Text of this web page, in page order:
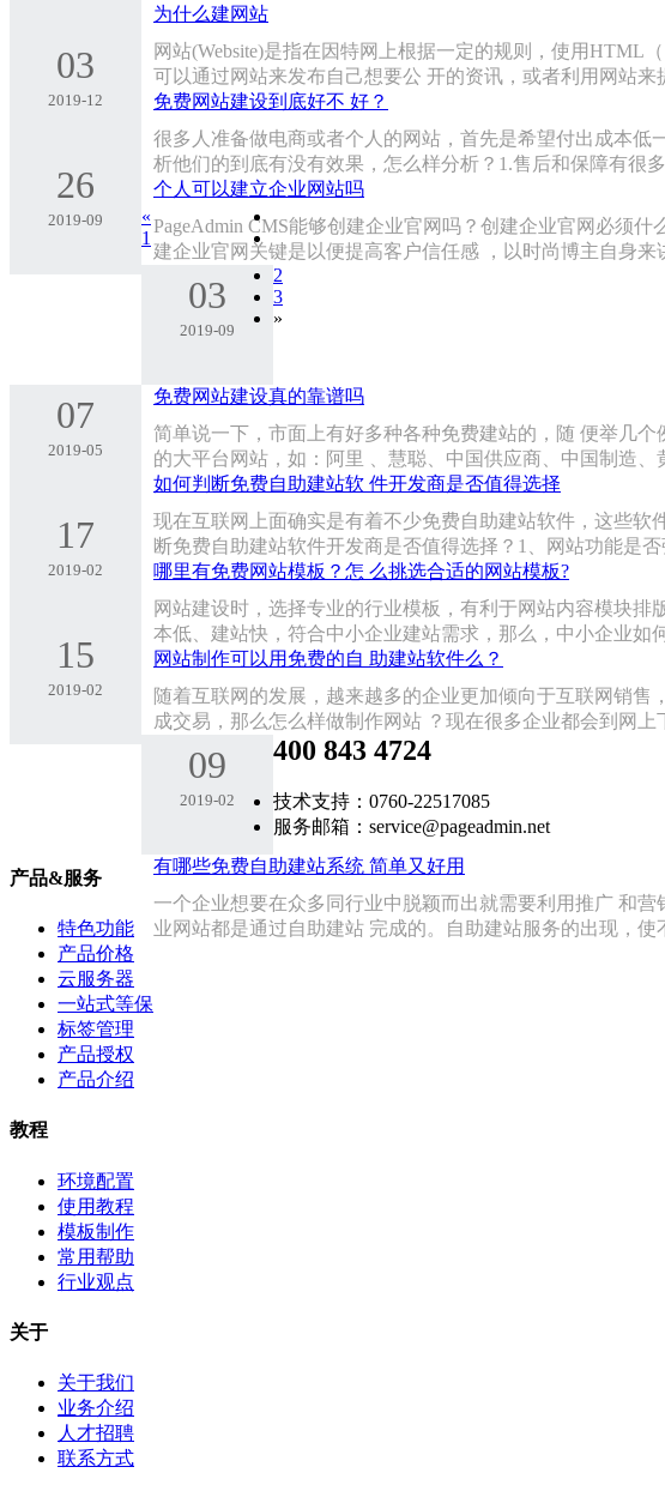
为什么建网站
网站(Website)是指在因特网上根据一定的规则，使用
可以通过网站来发布自己想要公 开的资讯，或者利用网站
03
2019-12
免费网站建设到底好不 好？
很多人准备做电商或者个人的网站，首先是希望付出成本
析他们的到底有没有效果，怎么样分析？1.售后和保障有很
26
2019-09
个人可以建立企业网站吗
PageAdmin CMS能够创建企业官网吗？创建企业官网必须
建企业官网关键是以便提高客户信任感 ，以时尚博主自身
03
2019-09
免费网站建设真的靠谱吗
简单说一下，市面上有好多种各种免费建站的，随 便举几
的大平台网站，如：阿里 、慧聪、中国供应商、中国制造、
07
2019-05
如何判断免费自助建站软 件开发商是否值得选择
现在互联网上面确实是有着不少免费自助建站软件，这些
断免费自助建站软件开发商是否值得选择？1、网站功能是
17
2019-02
哪里有免费网站模板？怎 么挑选合适的网站模板?
网站建设时，选择专业的行业模板，有利于网站内容模块
本低、建站快，符合中小企业建站需求，那么，中小企业如
15
2019-02
网站制作可以用免费的自 助建站软件么？
随着互联网的发展，越来越多的企业更加倾向于互联网销
成交易，那么怎么样做制作网站 ？现在很多企业都会到网
09
2019-02
有哪些免费自助建站系统 简单又好用
一个企业想要在众多同行业中脱颖而出就需要利用推广 和
业网站都是通过自助建站 完成的。自助建站服务的出现，
«
1
2
3
»
400 843 4724
技术支持：0760-22517085
服务邮箱：service@pageadmin.net
产品&服务
特色功能
产品价格
云服务器
一站式等保
标签管理
产品授权
产品介绍
教程
环境配置
使用教程
模板制作
常用帮助
行业观点
关于
关于我们
业务介绍
人才招聘
联系方式